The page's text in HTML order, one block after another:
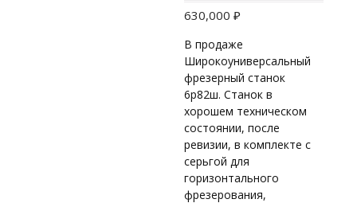
630,000₽
В продаже
Широкоуниверсальный
фрезерный станок
6р82ш. Станок в
хорошем техническом
состоянии, после
ревизии, в комплекте с
серьгой для
горизонтального
фрезерования,